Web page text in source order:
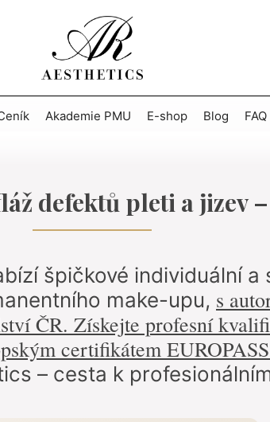
Akademie PMU E-shop Blog FAQ
defektů pleti a jizev
špičkové individuální a
make-upu, s
ČR. Získejte profesní
certifikátem
– cesta k